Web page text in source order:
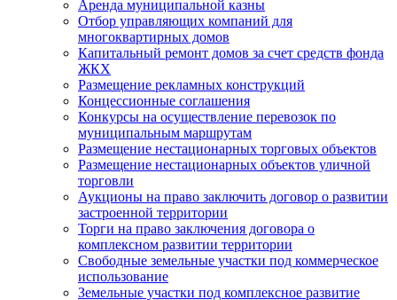
Аренда муниципальной казны
Отбор управляющих компаний для
многоквартирных домов
Капитальный ремонт домов за счет средств фонда
ЖКХ
Размещение рекламных конструкций
Концессионные соглашения
Конкурсы на осуществление перевозок по
муниципальным маршрутам
Размещение нестационарных торговых объектов
Размещение нестационарных объектов уличной
торговли
Аукционы на право заключить договор о развитии
застроенной территории
Торги на право заключения договора о
комплексном развитии территории
Свободные земельные участки под коммерческое
использование
Земельные участки под комплексное развитие